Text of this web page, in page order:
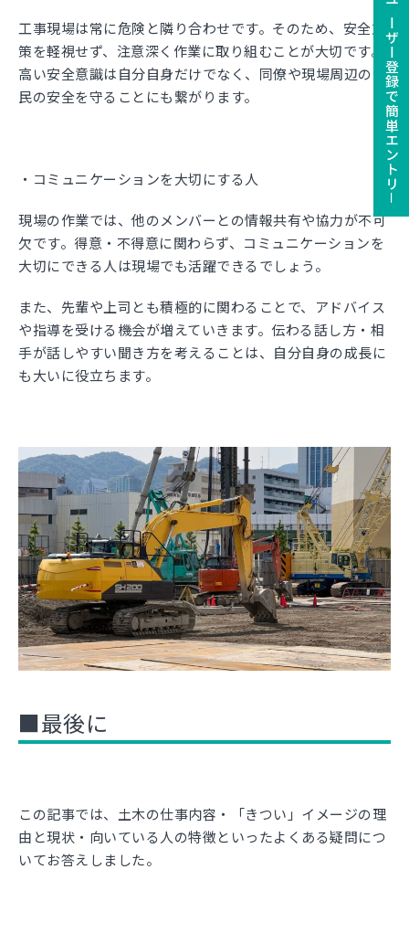
ユーザー登録で簡単エントリ－
工事現場は常に危険と隣り合わせです。そのため、安全対
策を軽視せず、注意深く作業に取り組むことが大切です。
高い安全意識は自分自身だけでなく、同僚や現場周辺の住
民の安全を守ることにも繋がります。
・コミュニケーションを大切にする人
現場の作業では、他のメンバーとの情報共有や協力が不可
欠です。得意・不得意に関わらず、コミュニケーションを
大切にできる人は現場でも活躍できるでしょう。
また、先輩や上司とも積極的に関わることで、アドバイス
や指導を受ける機会が増えていきます。伝わる話し方・相
手が話しやすい聞き方を考えることは、自分自身の成長に
も大いに役立ちます。
■最後に
この記事では、土木の仕事内容・「きつい」イメージの理
由と現状・向いている人の特徴といったよくある疑問につ
いてお答えしました。